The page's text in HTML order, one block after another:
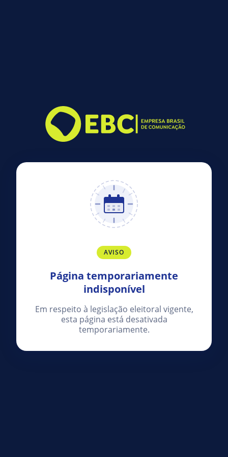
AVISO
Página temporariamente
indisponível
Em respeito à legislação eleitoral vigente,
esta página está desativada
temporariamente.